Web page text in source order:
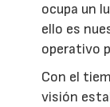
ocupa un
ello es
operativo
Con el
visión